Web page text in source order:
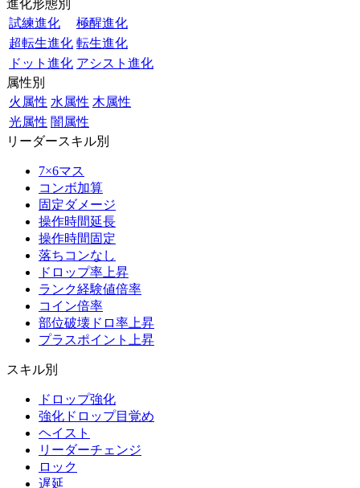
進化形態別
試練進化
極醒進化
超転生進化 転生進化
ドット進化 アシスト進化
属性別
火属性 水属性 木属性
光属性 闇属性
リーダースキル別
7×6マス
コンボ加算
固定ダメージ
操作時間延長
操作時間固定
落ちコンなし
ドロップ率上昇
ランク経験値倍率
コイン倍率
部位破壊ドロ率上昇
プラスポイント上昇
スキル別
ドロップ強化
強化ドロップ目覚め
ヘイスト
リーダーチェンジ
ロック
遅延